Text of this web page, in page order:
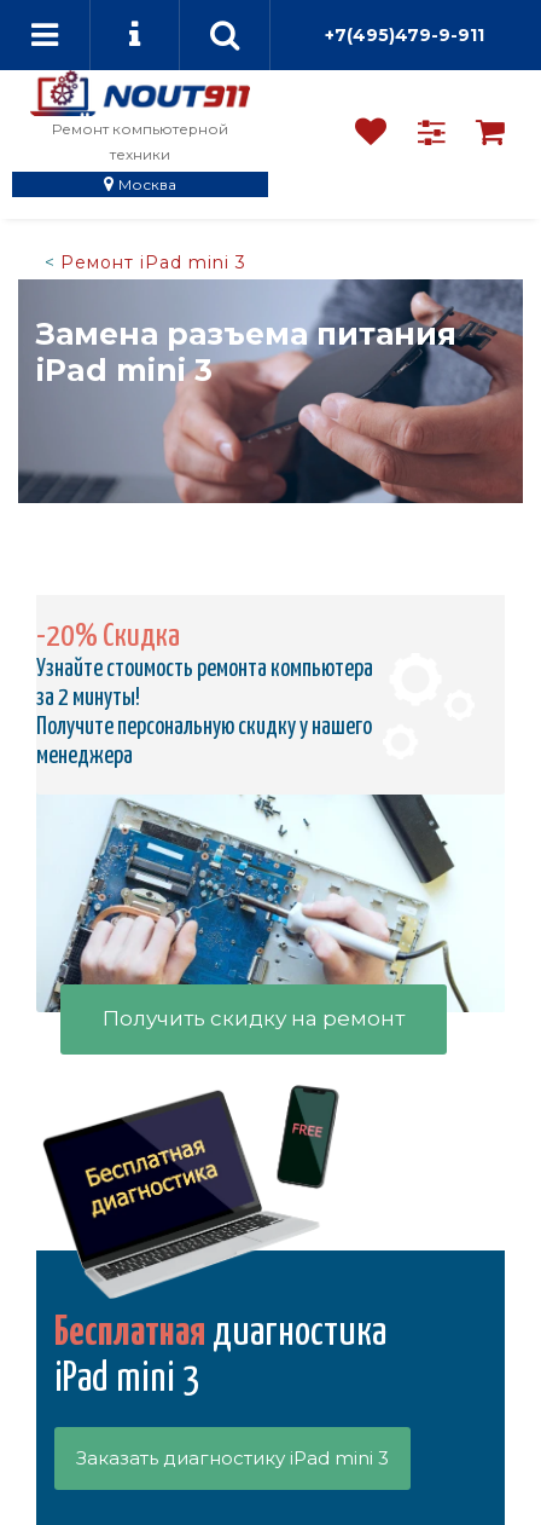
+7(495)479-9-911
Ремонт компьютерной
техники
Москва
Ремонт iPad mini 3
Замена разъема питания
iPad mini 3
-20% Скидка
Узнайте стоимость ремонта компьютера
за 2 минуты!
Получите персональную скидку у нашего
менеджера
Получить скидку на ремонт
Бесплатная диагностика
iPad mini 3
Заказать диагностику iPad mini 3